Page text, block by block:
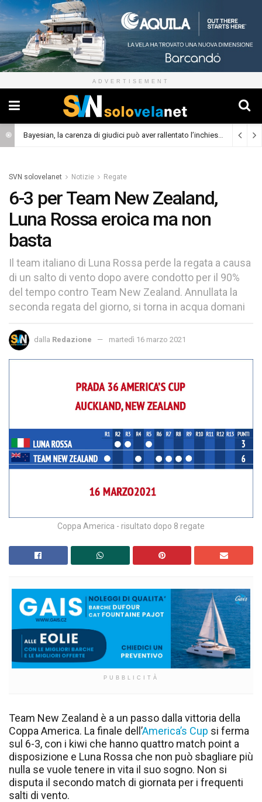
ADVERTISEMENT
Bayesian, la carenza di giudici può aver rallentato l’inchiesta (Cronaca)
SVN solovelanet Notizie Regate
6-3 per Team New Zealand,
Luna Rossa eroica ma non
basta
Il team italiano di Luna Rossa perde la regata a causa
di un salto di vento dopo avere condotto per il 90%
del tempo contro Team New Zealand. Annullata la
seconda regata del giorno, si torna in acqua domani
dalla Redazione martedì 16 marzo 2021
Coppa America - risultato dopo 8 regate
PUBBLICITÀ
Team New Zealand è a un passo dalla vittoria della
Coppa America. La finale dell’America’s Cup si ferma
sul 6-3, con i kiwi che hanno quattro match point a
disposizione e Luna Rossa che non può sbagliare più
nulla se vuole tenere in vita il suo sogno. Non si
disputa il secondo match di giornata per i frequenti
salti di vento.